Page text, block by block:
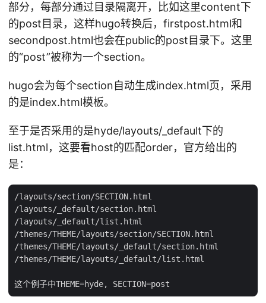
部分，每部分通过目录隔离开，比如这里content下
的post目录，这样hugo转换后，firstpost.html和
secondpost.html也会在public的post目录下。这里
的“post”被称为一个section。
hugo会为每个section自动生成index.html页，采用
的是index.html模板。
至于是否采用的是hyde/layouts/_default下的
list.html，这要看host的匹配order，官方给出的
是：
/layouts/section/SECTION.html
/layouts/_default/section.html
/layouts/_default/list.html
/themes/THEME/layouts/section/SECTION.html
/themes/THEME/layouts/_default/section.html
/themes/THEME/layouts/_default/list.html